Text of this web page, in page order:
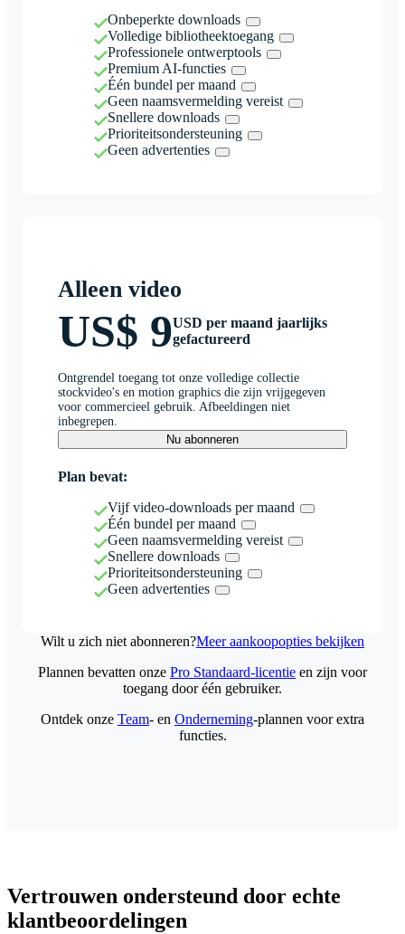
Onbeperkte downloads
Volledige bibliotheektoegang
Professionele ontwerptools
Premium AI-functies
Één bundel per maand
Geen naamsvermelding vereist
Snellere downloads
Prioriteitsondersteuning
Geen advertenties
Alleen video
US$ 9USD per maand jaarlijks
gefactureerd
Ontgrendel toegang tot onze volledige collectie
stockvideo's en motion graphics die zijn vrijgegeven
voor commercieel gebruik. Afbeeldingen niet
inbegrepen.
Nu abonneren
Plan bevat:
Vijf video-downloads per maand
Één bundel per maand
Geen naamsvermelding vereist
Snellere downloads
Prioriteitsondersteuning
Geen advertenties
Wilt u zich niet abonneren?Meer aankoopopties bekijken
Plannen bevatten onze Pro Standaard-licentie en zijn voor
toegang door één gebruiker.
Ontdek onze Team- en Onderneming-plannen voor extra
functies.
Vertrouwen ondersteund door echte
klantbeoordelingen